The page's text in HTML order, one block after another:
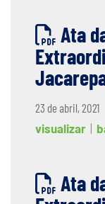
Ata
23 de abril, 2021
visualizar
Ata